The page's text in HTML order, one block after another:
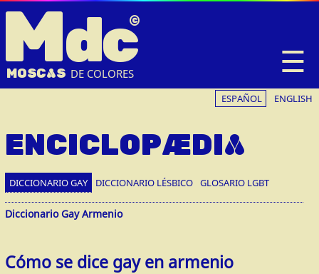
☰
Mdc
MOSCAS DE COLORES
ESPAÑOL ENGLISH
ENCICLOPÆDIA
DICCIONARIO GAY DICCIONARIO LÉSBICO GLOSARIO LGBT
Diccionario Gay Armenio
Cómo se dice gay en armenio